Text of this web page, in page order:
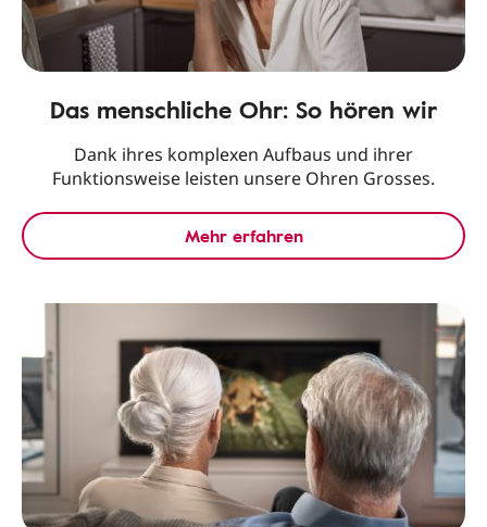
Das menschliche Ohr: So hören wir
Dank ihres komplexen Aufbaus und ihrer
Funktionsweise leisten unsere Ohren Grosses.
Mehr erfahren